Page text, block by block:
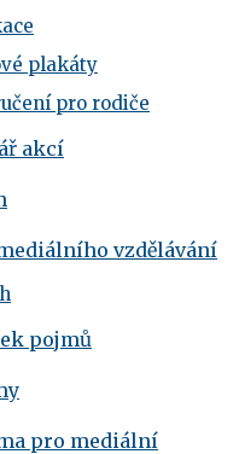
plakáty
pro rodiče
akcí
vzdělávání
pojmů
pro mediální